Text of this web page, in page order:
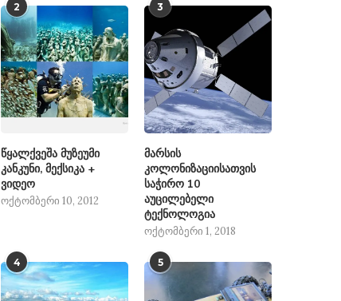
2
წყალქვეშა მუზეუმი
კანკუნი, მექსიკა +
ვიდეო
ოქტომბერი 10, 2012
3
მარსის
კოლონიზაციისათვის
საჭირო 10
აუცილებელი
ტექნოლოგია
ოქტომბერი 1, 2018
4 5